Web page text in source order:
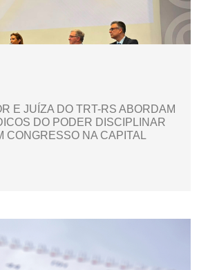
E JUÍZA DO TRT-RS ABORDAM
DO PODER DISCIPLINAR
CONGRESSO NA CAPITAL